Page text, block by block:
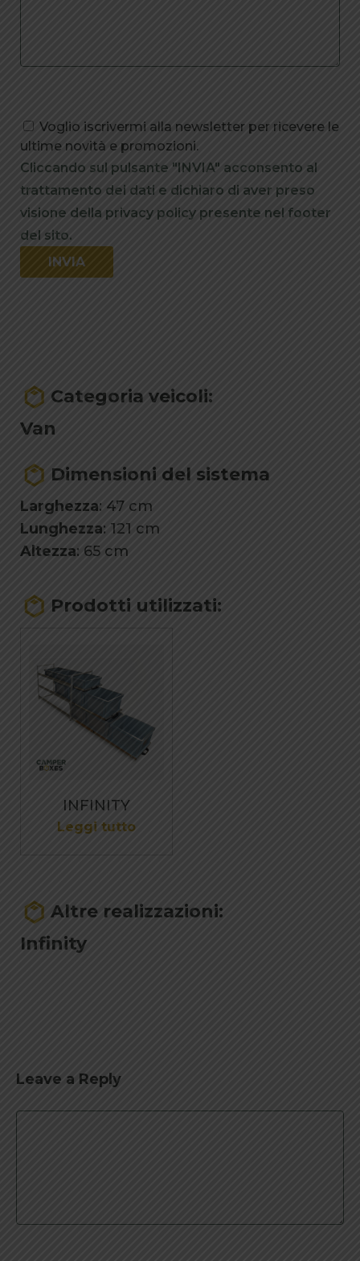
Voglio iscrivermi alla newsletter per ricevere le
ultime novità e promozioni.
Cliccando sul pulsante "INVIA" acconsento al
trattamento dei dati e dichiaro di aver preso
visione della privacy policy presente nel footer
del sito.
Categoria veicoli:
Van
Dimensioni del sistema
Larghezza: 47 cm
Lunghezza: 121 cm
Altezza: 65 cm
Prodotti utilizzati:
INFINITY
Leggi tutto
Altre realizzazioni:
Infinity
Leave a Reply